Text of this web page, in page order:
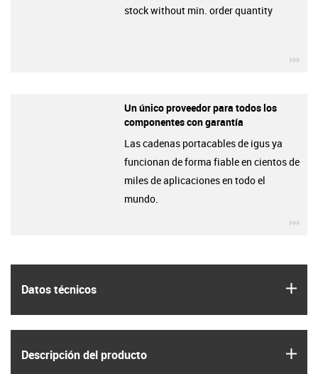
Datos técnicos
Descripción del producto
stock without min. order quantity
Un único proveedor para todos los
componentes con garantía
Las cadenas portacables de igus ya
funcionan de forma fiable en cientos de
miles de aplicaciones en todo el
mundo.